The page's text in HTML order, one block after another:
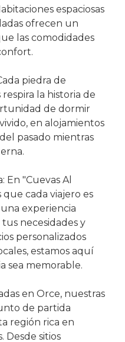
espaciosas
ofrecen un
las comodidades
piedra de
la historia de
de dormir
en alojamientos
pasado mientras
En "Cuevas Al
cada viajero es
experiencia
necesidades y
personalizados
estamos aquí
sea memorable.
en Orce, nuestras
de partida
región rica en
Desde sitios